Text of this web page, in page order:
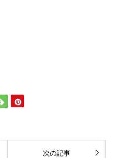
次の記事